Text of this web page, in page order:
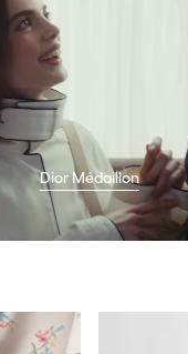
Dior Médaillon